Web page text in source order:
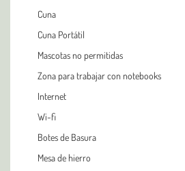
Cuna
Cuna Portátil
Mascotas no permitidas
Zona para trabajar con notebooks
Internet
Wi-fi
Botes de Basura
Mesa de hierro